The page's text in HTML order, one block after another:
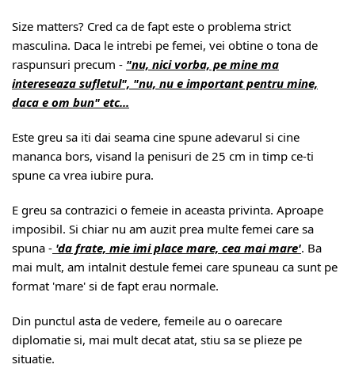
Size matters? Cred ca de fapt este o problema strict
masculina. Daca le intrebi pe femei, vei obtine o tona de
raspunsuri precum - "nu, nici vorba, pe mine ma
intereseaza sufletul", "nu, nu e important pentru mine,
daca e om bun" etc...
Este greu sa iti dai seama cine spune adevarul si cine
mananca bors, visand la penisuri de 25 cm in timp ce-ti
spune ca vrea iubire pura.
E greu sa contrazici o femeie in aceasta privinta. Aproape
imposibil. Si chiar nu am auzit prea multe femei care sa
spuna - 'da frate, mie imi place mare, cea mai mare'. Ba
mai mult, am intalnit destule femei care spuneau ca sunt pe
format 'mare' si de fapt erau normale.
Din punctul asta de vedere, femeile au o oarecare
diplomatie si, mai mult decat atat, stiu sa se plieze pe
situatie.